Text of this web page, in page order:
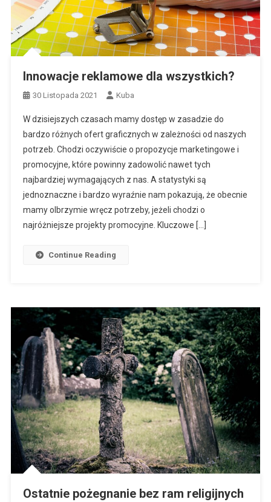
Innowacje reklamowe dla wszystkich?
30 Listopada 2021 Kuba
W dzisiejszych czasach mamy dostęp w zasadzie do
bardzo różnych ofert graficznych w zależności od naszych
potrzeb. Chodzi oczywiście o propozycje marketingowe i
promocyjne, które powinny zadowolić nawet tych
najbardziej wymagających z nas. A statystyki są
jednoznaczne i bardzo wyraźnie nam pokazują, że obecnie
mamy olbrzymie wręcz potrzeby, jeżeli chodzi o
najróżniejsze projekty promocyjne. Kluczowe […]
Continue Reading
Ostatnie pożegnanie bez ram religijnych